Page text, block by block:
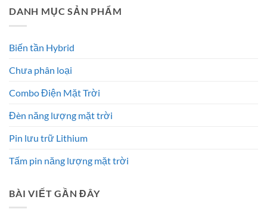
DANH MỤC SẢN PHẨM
Biến tần Hybrid
Chưa phân loại
Combo Điện Mặt Trời
Đèn năng lượng mặt trời
Pin lưu trữ Lithium
Tấm pin năng lượng mặt trời
BÀI VIẾT GẦN ĐÂY